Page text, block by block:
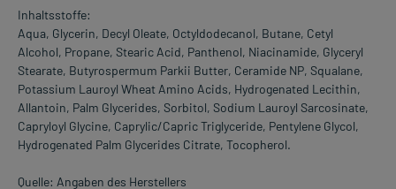
Inhaltsstoffe:
Aqua, Glycerin, Decyl Oleate, Octyldodecanol, Butane, Cetyl
Alcohol, Propane, Stearic Acid, Panthenol, Niacinamide, Glyceryl
Stearate, Butyrospermum Parkii Butter, Ceramide NP, Squalane,
Potassium Lauroyl Wheat Amino Acids, Hydrogenated Lecithin,
Allantoin, Palm Glycerides, Sorbitol, Sodium Lauroyl Sarcosinate,
Capryloyl Glycine, Caprylic/Capric Triglyceride, Pentylene Glycol,
Hydrogenated Palm Glycerides Citrate, Tocopherol.
Quelle: Angaben des Herstellers